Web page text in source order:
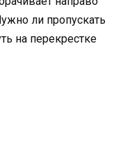
ли пропускать
на перекрестке